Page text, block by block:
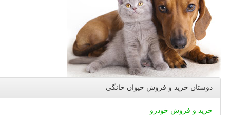
دوستان خرید و فروش حیوان خانگی
خرید و فروش خودرو